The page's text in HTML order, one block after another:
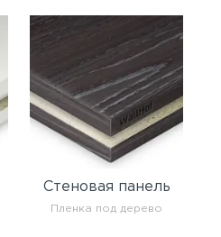
Стеновая панель
Пленка под дерево